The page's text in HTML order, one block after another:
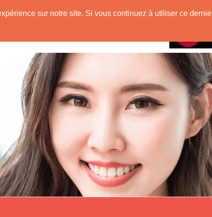
sur notre site. Si vous continuez à utiliser ce
Originaire de Chine !